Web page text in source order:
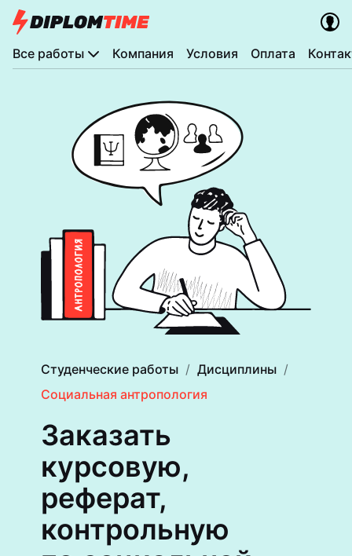
Все работы Компания Условия Оплата
Студенческие работы
Дисциплины
Социальная антропология
Заказать
курсовую,
реферат,
контрольную